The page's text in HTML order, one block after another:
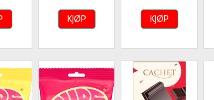
KJØP KJØP